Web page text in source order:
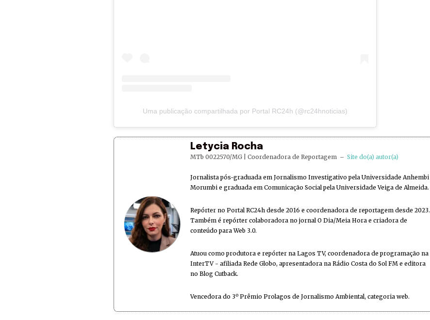
Uma publicação compartilhada por Portal RC24h (@rc24hnoticias)
Letycia Rocha
MTb 0022570/MG | Coordenadora de Reportagem – Site do(a) autor(a)
Jornalista pós-graduada em Jornalismo Investigativo pela Universidade Anhembi
Morumbi e graduada em Comunicação Social pela Universidade Veiga de Almeida.
Repórter no Portal RC24h desde 2016 e coordenadora de reportagem desde 2023.
Também é repórter colaboradora no jornal O Dia/Meia Hora e criadora de
conteúdo para Web 3.0.
Atuou como produtora e repórter na Lagos TV, coordenadora de programação na
InterTV - afiliada Rede Globo, apresentadora na Rádio Costa do Sol FM e editora
no Blog Cutback.
Vencedora do 3º Prêmio Prolagos de Jornalismo Ambiental, categoria web.